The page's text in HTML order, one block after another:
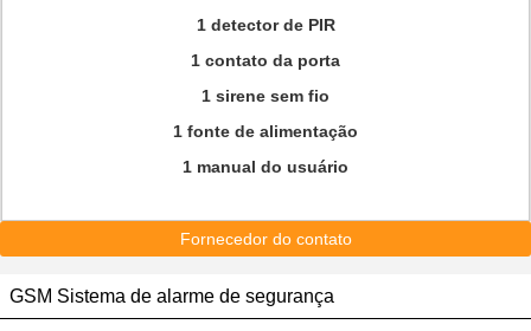
1 detector de PIR
1 contato da porta
1 sirene sem fio
1 fonte de alimentação
1 manual do usuário
Fornecedor do contato
GSM Sistema de alarme de segurança